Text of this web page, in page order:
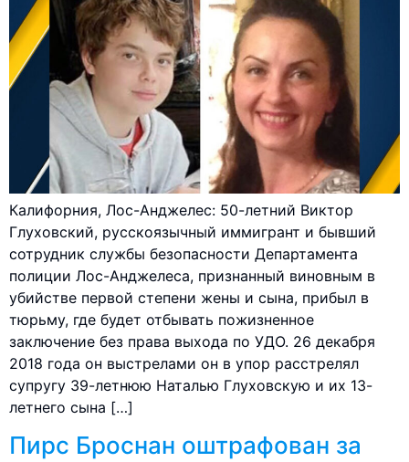
Калифорния, Лос-Анджелес: 50-летний Виктор
Глуховский, русскоязычный иммигрант и бывший
сотрудник службы безопасности Департамента
полиции Лос-Анджелеса, признанный виновным в
убийстве первой степени жены и сына, прибыл в
тюрьму, где будет отбывать пожизненное
заключение без права выхода по УДО. 26 декабря
2018 года он выстрелами он в упор расстрелял
супругу 39-летнюю Наталью Глуховскую и их 13-
летнего сына […]
Пирс Броснан оштрафован за